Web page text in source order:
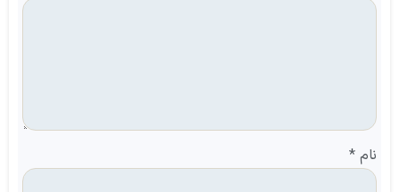
نام *